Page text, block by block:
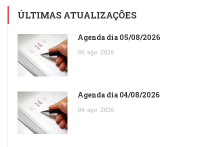
ÚLTIMAS ATUALIZAÇÕES
Agenda dia 05/08/2026
05 ago 2026
Agenda dia 04/08/2026
04 ago 2026